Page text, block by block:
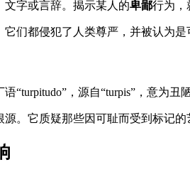
字或言辞。揭示某人的卑鄙行为，
们都侵犯了人类尊严，并被认为是
“turpitudo”，源自“turpis”，意为
源。它质疑那些因可耻而受到标记